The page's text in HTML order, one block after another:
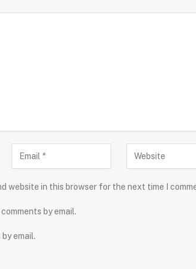
website in this browser for the next time I
by email.
email.